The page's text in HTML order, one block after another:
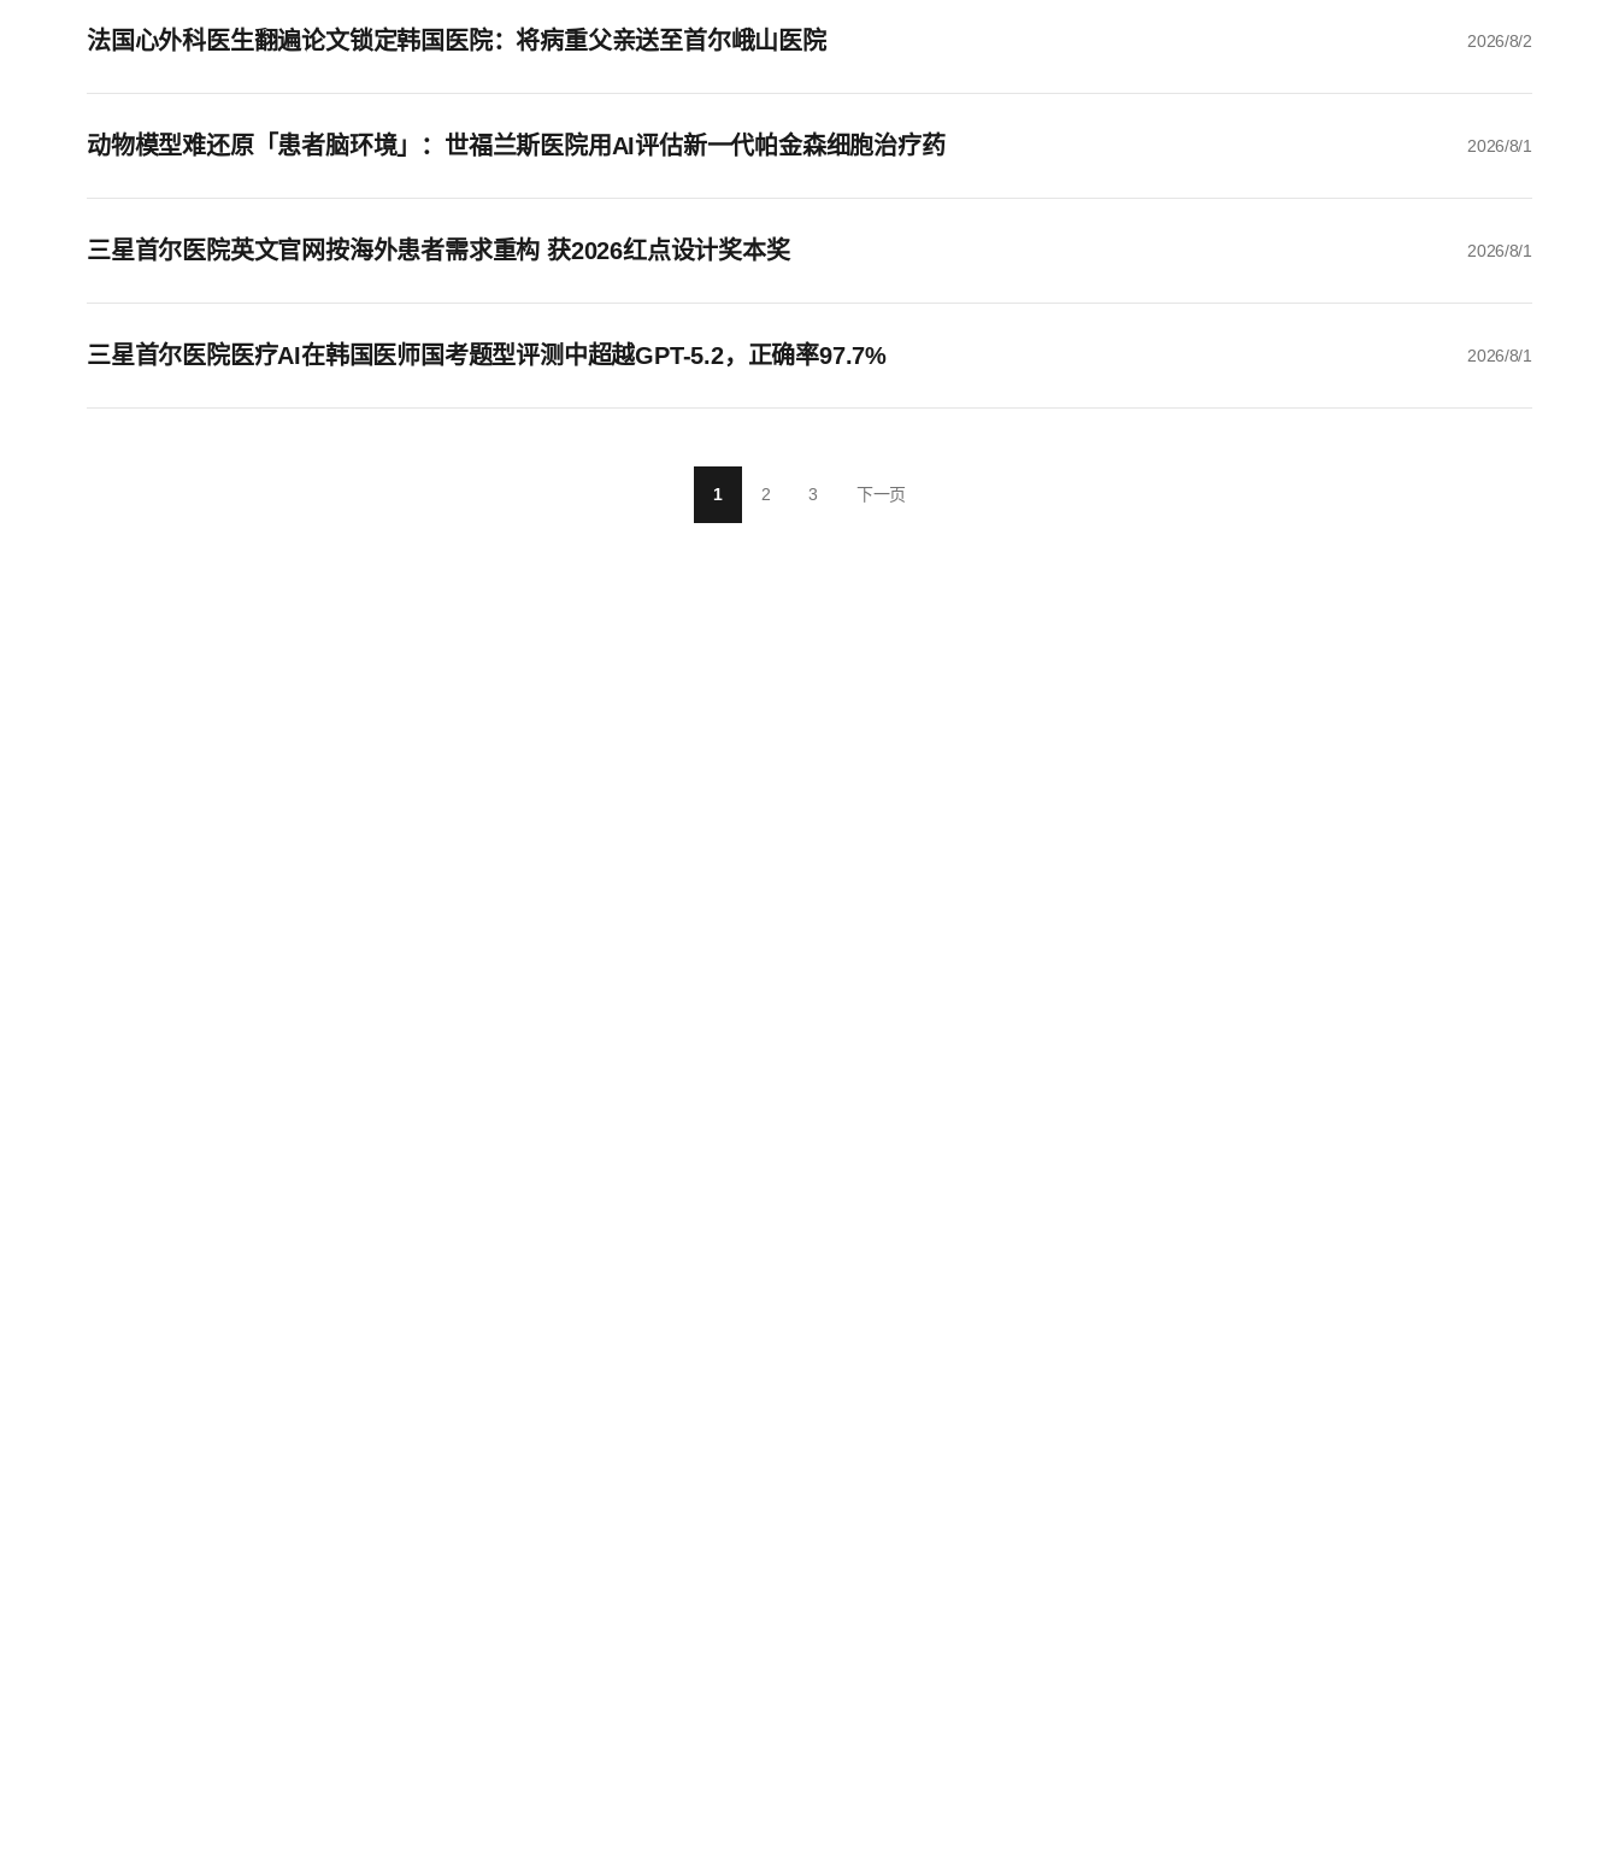
法国心外科医生翻遍论文锁定韩国医院：将病重父亲送至首尔峨山医院 2026/8/2
动物模型难还原「患者脑环境」：世福兰斯医院用AI评估新一代帕金森细胞治疗药 2026/8/1
三星首尔医院英文官网按海外患者需求重构 获2026红点设计奖本奖 2026/8/1
三星首尔医院医疗AI在韩国医师国考题型评测中超越GPT-5.2，正确率97.7% 2026/8/1
1 2 3 下一页